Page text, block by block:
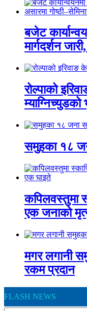
बजेट
मार्गदर्शन
रोल्पाको
समुहका १८
कपिलवस्तुमा
एक जनाको
मगर लगानी
रकम प्रदान
FLASH NEWS